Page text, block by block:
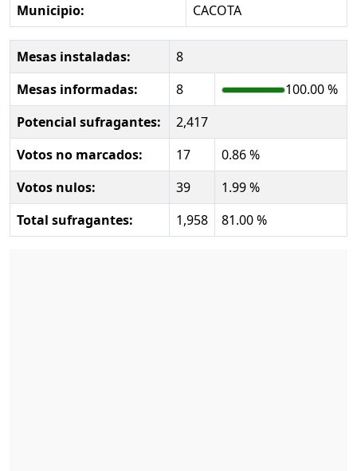
Municipio:
CACOTA
Mesas instaladas:
8
Mesas informadas:
8
100.00 %
Potencial sufragantes:
2,417
Votos no marcados:
17
0.86 %
Votos nulos:
39
1.99 %
Total sufragantes:
1,958 81.00 %